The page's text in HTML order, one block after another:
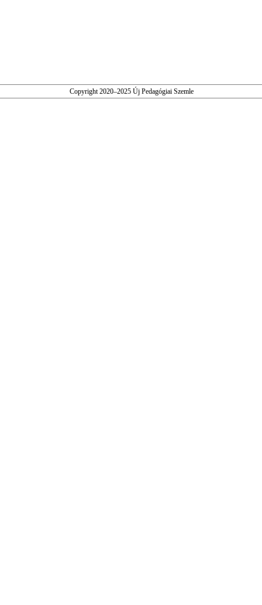
Copyright 2020–2025 Új Pedagógiai Szemle